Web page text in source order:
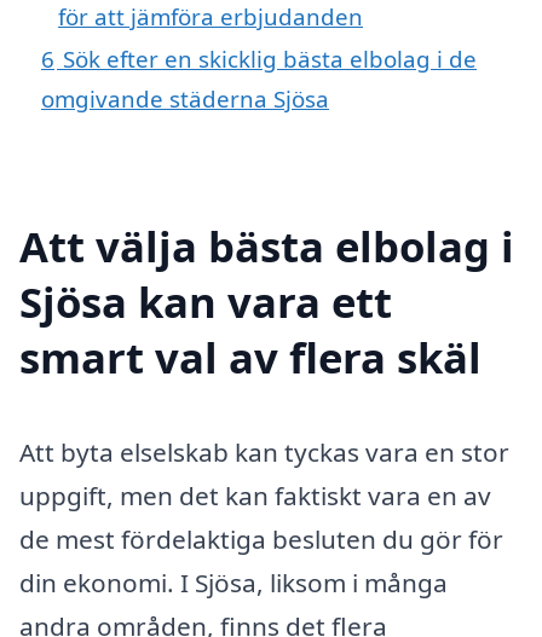
för att jämföra erbjudanden
6 Sök efter en skicklig bästa elbolag i de
omgivande städerna Sjösa
Att välja bästa elbolag i
Sjösa kan vara ett
smart val av flera skäl
Att byta elselskab kan tyckas vara en stor
uppgift, men det kan faktiskt vara en av
de mest fördelaktiga besluten du gör för
din ekonomi. I Sjösa, liksom i många
andra områden, finns det flera